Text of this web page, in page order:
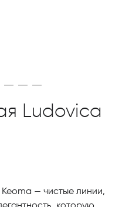
Ludovica
— чистые линии,